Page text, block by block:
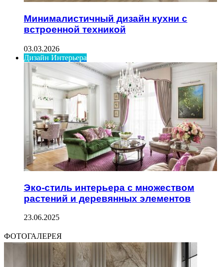
Минималистичный дизайн кухни с
встроенной техникой
03.03.2026
Дизайн Интерьера
Эко-стиль интерьера с множеством
растений и деревянных элементов
23.06.2025
ФОТОГАЛЕРЕЯ